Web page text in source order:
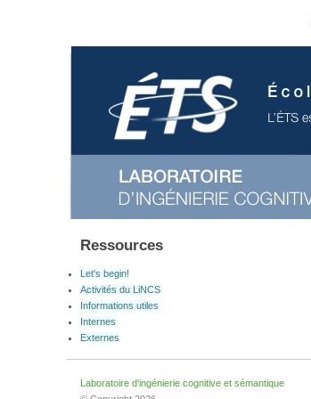
Ressources
Let's begin!
Activités du LiNCS
Informations utiles
Internes
Externes
Laboratoire d'ingénierie cognitive et sémantique